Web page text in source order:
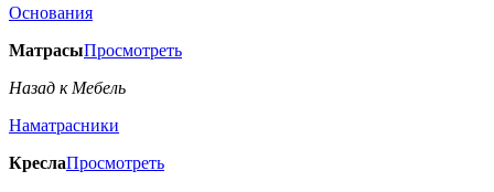
Основания
МатрасыПросмотреть
Назад к Мебель
Наматрасники
КреслаПросмотреть